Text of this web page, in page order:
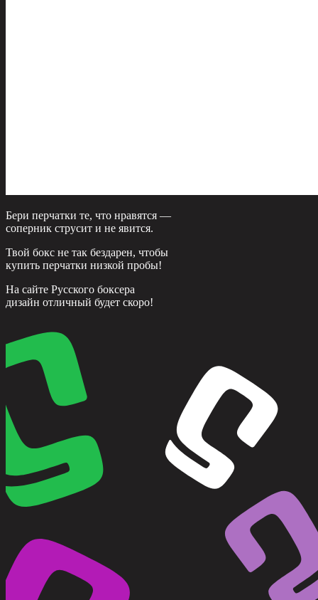
Бери перчатки те, что нравятся —
соперник струсит и не явится.
Твой бокс не так бездарен, чтобы
купить перчатки низкой пробы!
На сайте Русского боксера
дизайн отличный будет скоро!